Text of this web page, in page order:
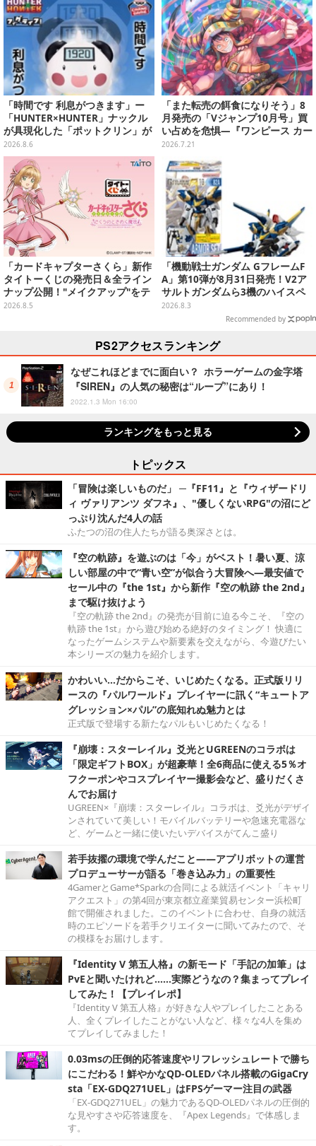
「時間です 利息がつきます」ー
「HUNTER×HUNTER」ナックル
が具現化した「ポットクリン」が
貯金箱としてプライズ展開
2026.8.6
「また転売の餌食になりそう」8
月発売の「Vジャンプ10月号」買
い占めを危惧―『ワンピース カー
ド』付録中止もやまぬ不安
2026.7.21
「カードキャプターさくら」新作
タイトーくじの発売日＆全ライン
ナップ公開！"メイクアップ"をテ
ーマに、日常でも使いたくなるア
2026.8.5
「機動戦士ガンダム GフレームF
A」第10弾が8月31日発売！V2ア
サルトガンダムら3機のハイスペ
ック可動フィギュア
2026.8.3
Recommended by
PS2アクセスランキング
なぜこれほどまでに面白い？ ホラーゲームの金字塔
『SIREN』の人気の秘密は“ループ”にあり！
2022.1.3 Mon 16:00
ランキングをもっと見る
トピックス
「冒険は楽しいものだ」 ─『FF11』と『ウィザードリ
ィ ヴァリアンツ ダフネ』、"優しくないRPG"の沼にど
っぷり沈んだ4人の話
ふたつの沼の住人たちが語る奥深さとは。
『空の軌跡』を遊ぶのは「今」がベスト！暑い夏、涼
しい部屋の中で“青い空”が似合う大冒険へ―最安値で
セール中の『the 1st』から新作『空の軌跡 the 2nd』
まで駆け抜けよう
『空の軌跡 the 2nd』の発売が目前に迫る今こそ、『空の
軌跡 the 1st』から遊び始める絶好のタイミング！ 快適に
なったゲームシステムや新要素を交えながら、今遊びたい
本シリーズの魅力を紹介します。
かわいい…だからこそ、いじめたくなる。正式版リリ
ースの『パルワールド』プレイヤーに訊く“キュートア
グレッション×パル”の底知れぬ魅力とは
正式版で登場する新たなパルもいじめたくなる！
『崩壊：スターレイル』爻光とUGREENのコラボは
「限定ギフトBOX」が超豪華！全6商品に使える5％オ
フクーポンやコスプレイヤー撮影会など、盛りだくさ
んでお届け
UGREEN×『崩壊：スターレイル』コラボは、爻光がデザイ
ンされていて美しい！モバイルバッテリーや急速充電器な
ど、ゲームと一緒に使いたいデバイスがてんこ盛り
若手抜擢の環境で学んだこと――アプリボットの運営
プロデューサーが語る「巻き込み力」の重要性
4GamerとGame*Sparkの合同による就活イベント「キャリ
アクエスト」の第4回が東京都立産業貿易センター浜松町
館で開催されました。このイベントに合わせ、自身の就活
時のエピソードを若手クリエイターに聞いてみたので、そ
の模様をお届けします。
『Identity V 第五人格』の新モード「手記の加筆」は
PvEと聞いたけれど……実際どうなの？集まってプレイ
してみた！【プレイレポ】
『Identity V 第五人格』が好きな人やプレイしたことある
人、全くプレイしたことがない人など、様々な4人を集め
てプレイしてみました！
0.03msの圧倒的応答速度やリフレッシュレートで勝ち
にこだわる！鮮やかなQD-OLEDパネル搭載のGigaCry
sta「EX-GDQ271UEL」はFPSゲーマー注目の武器
「EX-GDQ271UEL」の魅力であるQD-OLEDパネルの圧倒的
な見やすさや応答速度を、『Apex Legends』で体感しま
す。